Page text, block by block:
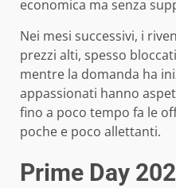
economica ma senza
Nei mesi successivi, i
prezzi alti, spesso
mentre la domanda ha
appassionati hanno
fino a poco tempo fa le
poche e poco allettanti.
Prime Day